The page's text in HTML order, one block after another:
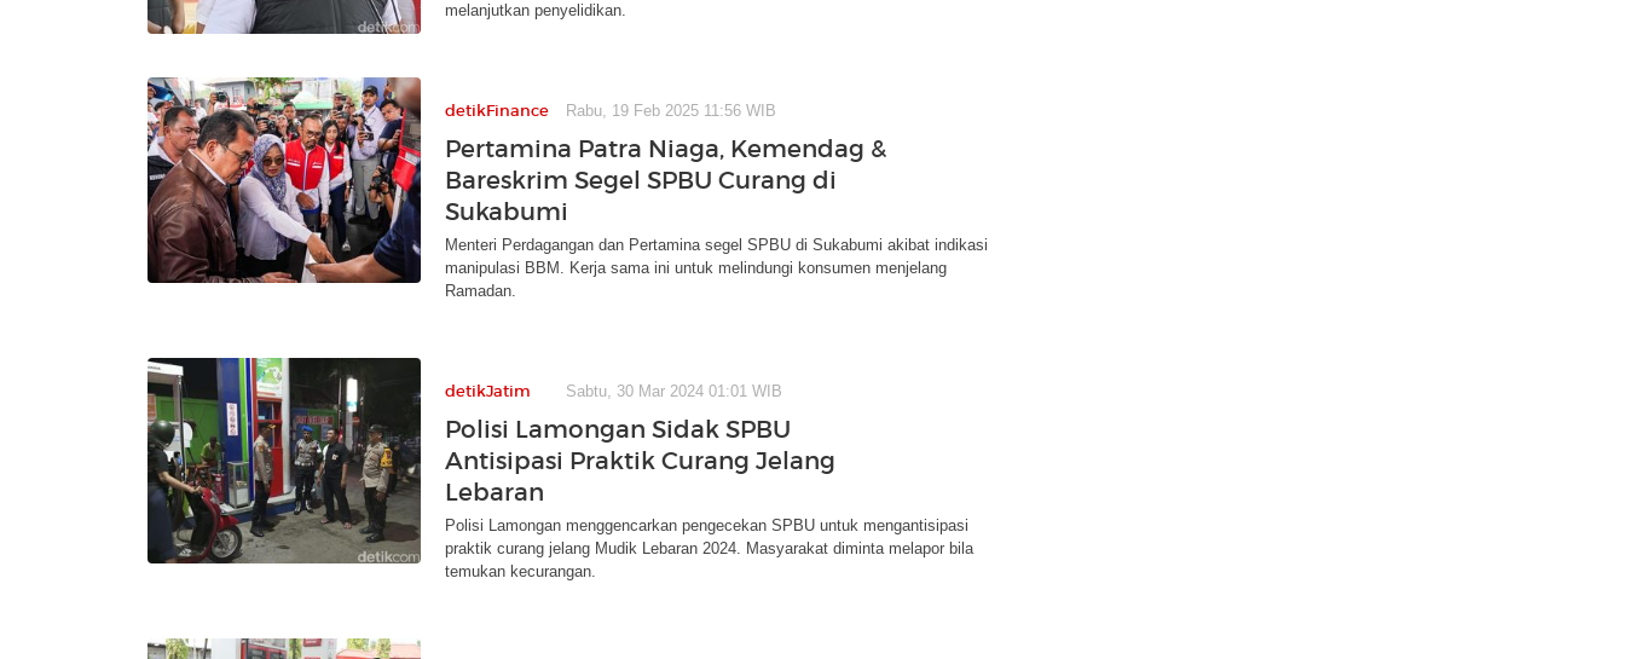
melanjutkan penyelidikan.
detikFinance Rabu, 19 Feb 2025 11:56 WIB
Pertamina Patra Niaga, Kemendag &
Bareskrim Segel SPBU Curang di
Sukabumi
Menteri Perdagangan dan Pertamina segel SPBU di Sukabumi akibat indikasi
manipulasi BBM. Kerja sama ini untuk melindungi konsumen menjelang
Ramadan.
detikJatim Sabtu, 30 Mar 2024 01:01 WIB
Polisi Lamongan Sidak SPBU
Antisipasi Praktik Curang Jelang
Lebaran
Polisi Lamongan menggencarkan pengecekan SPBU untuk mengantisipasi
praktik curang jelang Mudik Lebaran 2024. Masyarakat diminta melapor bila
temukan kecurangan.